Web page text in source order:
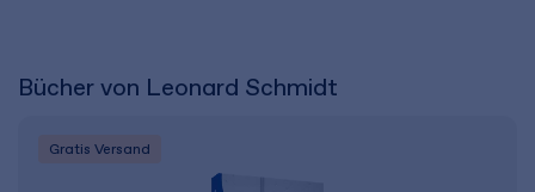
Bücher von Leonard Schmidt
Gratis Versand